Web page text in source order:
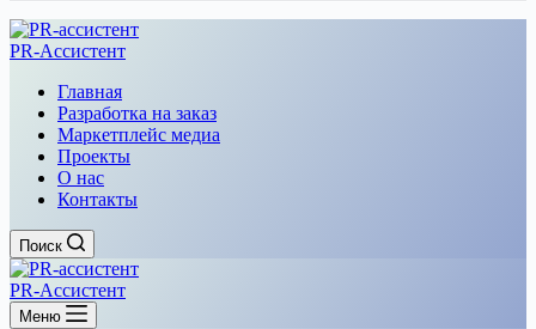
PR-Ассистент
Главная
Разработка на заказ
Маркетплейс медиа
Проекты
О нас
Контакты
Поиск
PR-Ассистент
Меню